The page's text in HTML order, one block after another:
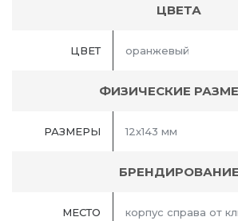
ЦВЕТА
ЦВЕТ оранжевый
ФИЗИЧЕСКИЕ
РАЗМЕРЫ 12х143 мм
БРЕНДИРОВАНИЕ
МЕСТО
корпус справа от